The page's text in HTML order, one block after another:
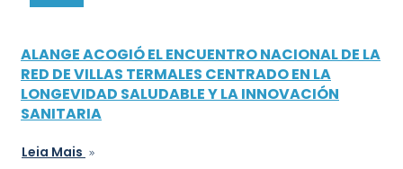
ALANGE ACOGIÓ EL ENCUENTRO NACIONAL DE LA
RED DE VILLAS TERMALES CENTRADO EN LA
LONGEVIDAD SALUDABLE Y LA INNOVACIÓN
SANITARIA
Leia Mais